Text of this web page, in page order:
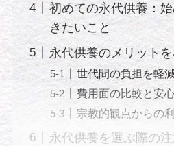
初めての永代供養：
きたいこと
永代供養のメリット
世代間の負担を軽
費用面の比較と安
宗教的観点からの
永代供養を選ぶ際の